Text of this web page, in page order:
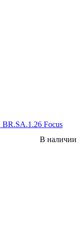
Focus
В наличии